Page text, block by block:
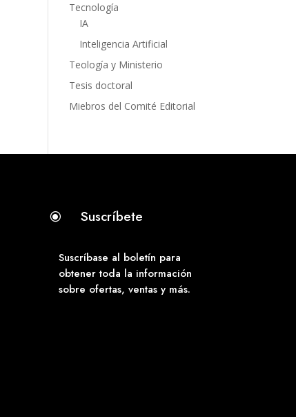
Tecnología
IA
Inteligencia Artificial
Teología y Ministerio
Tesis doctoral
Miebros del Comité Editorial
\ Suscríbete
Suscríbase al boletín para
obtener toda la información
sobre ofertas, ventas y más.